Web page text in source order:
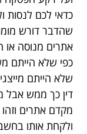
כדאי לכם לנסות
שהדבר דורש
אתרים מנוסה או
כפי שלא הייתם
שלא הייתם
דין כך ממש
מקדם אתרים
ולקחת אותו